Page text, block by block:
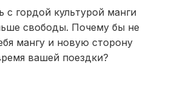
с гордой культурой манги
свободы. Почему бы не
мангу и новую сторону
вашей поездки?